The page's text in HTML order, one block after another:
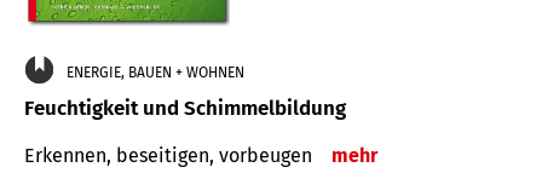
ENERGIE, BAUEN + WOHNEN
Feuchtigkeit und Schimmelbildung
Erkennen, beseitigen, vorbeugen mehr